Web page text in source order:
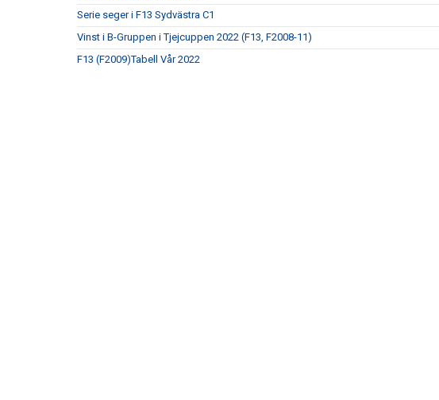
Serie seger i F13 Sydvästra C1
Vinst i B-Gruppen i Tjejcuppen 2022 (F13, F2008-11)
F13 (F2009)Tabell Vår 2022